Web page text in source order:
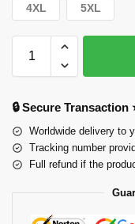
4XL 5XL
🔒 Secure Transaction
Worldwide delivery to
Tracking number
Full refund if the